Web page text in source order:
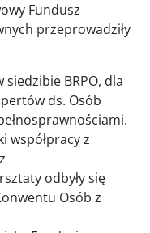
Fundusz
przeprowadziły
BRPO, dla
ds. Osób
współpracy z
odbyły się
Osób z